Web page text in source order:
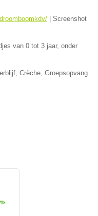
Screenshot
van 0 tot 3 jaar, onder
Crèche, Groepsopvang